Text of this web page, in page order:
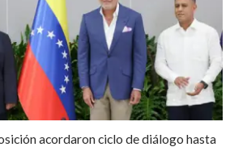
acordaron ciclo de diálogo hasta